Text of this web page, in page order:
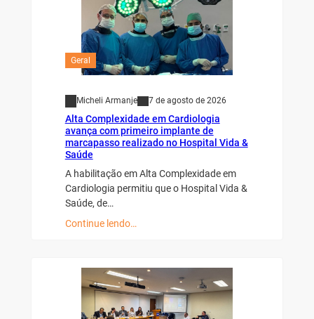
Geral
Micheli Armanje 7 de agosto de 2026
Alta Complexidade em Cardiologia
avança com primeiro implante de
marcapasso realizado no Hospital Vida &
Saúde
A habilitação em Alta Complexidade em
Cardiologia permitiu que o Hospital Vida &
Saúde, de…
Continue lendo…